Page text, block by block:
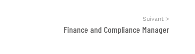
Suivant >
Finance and Compliance Manager